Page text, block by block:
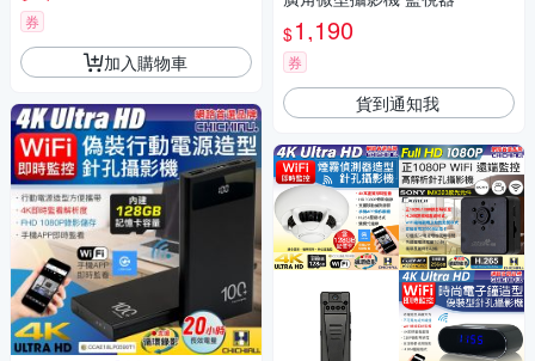
券
加入購物車
$1,190
券
貨到通知我